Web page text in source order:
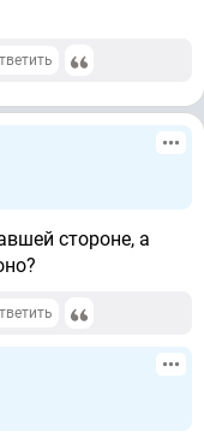
стороне, а